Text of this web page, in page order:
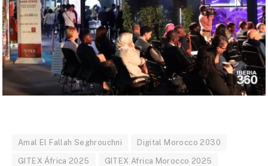
Amal El Fallah Seghrouchni Digital Morocco 2030
GITEX África 2025 GITEX Africa Morocco 2025